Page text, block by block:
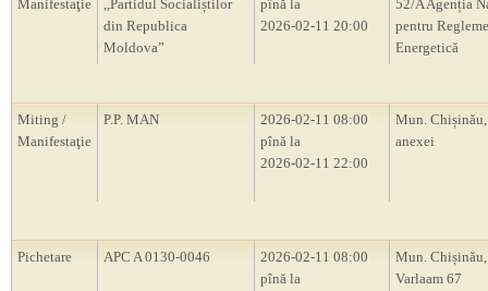
Manifestaţie
,,Partidul Socialiștilor
din Republica
Moldova”
pînă la
2026-02-11 20:00
52/A Agenția
pentru
Energetică
Miting /
Manifestaţie
P.P. MAN
2026-02-11 08:00
pînă la
2026-02-11 22:00
Mun.
anexei
Pichetare APC A 0130-0046
2026-02-11 08:00
pînă la
Mun. Chișinău,
Varlaam 67